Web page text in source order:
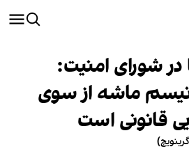
در شورای امنیت:
ماشه از سوی
قانونی است